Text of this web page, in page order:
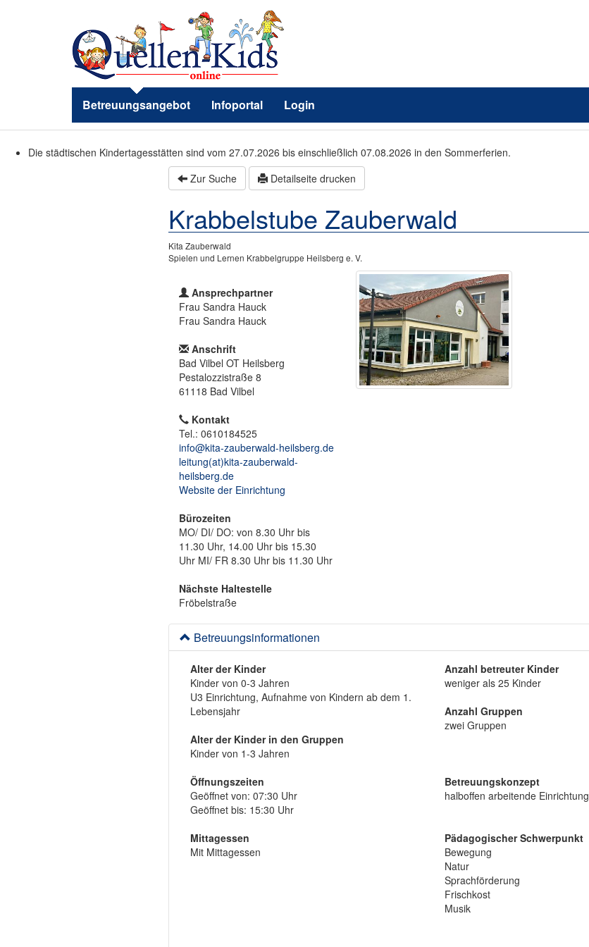
Betreuungsangebot Infoportal Login
Die städtischen Kindertagesstätten sind vom 27.07.2026 bis einschließlich 07.08.2026 in den Sommerferien.
Zur Suche
Detailseite drucken
Krabbelstube Zauberwald
Kita Zauberwald
Spielen und Lernen Krabbelgruppe Heilsberg e. V.
Ansprechpartner
Frau Sandra Hauck
Frau Sandra Hauck
Anschrift
Bad Vilbel OT Heilsberg
Pestalozzistraße 8
61118 Bad Vilbel
Kontakt
Tel.: 0610184525
info@kita-zauberwald-heilsberg.de
leitung(at)kita-zauberwald-
heilsberg.de
Website der Einrichtung
Bürozeiten
MO/ DI/ DO: von 8.30 Uhr bis
11.30 Uhr, 14.00 Uhr bis 15.30
Uhr MI/ FR 8.30 Uhr bis 11.30 Uhr
Nächste Haltestelle
Fröbelstraße
Betreuungsinformationen
Alter der Kinder
Kinder von 0-3 Jahren
U3 Einrichtung, Aufnahme von Kindern ab dem 1.
Lebensjahr
Alter der Kinder in den Gruppen
Kinder von 1-3 Jahren
Anzahl betreuter Kinder
weniger als 25 Kinder
Anzahl Gruppen
zwei Gruppen
Öffnungszeiten
Geöffnet von: 07:30 Uhr
Geöffnet bis: 15:30 Uhr
Mittagessen
Mit Mittagessen
Betreuungskonzept
halboffen arbeitende Einrichtung
Pädagogischer Schwerpunkt
Bewegung
Natur
Sprachförderung
Frischkost
Musik